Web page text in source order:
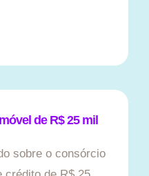
de R$ 25 mil
sobre o consórcio